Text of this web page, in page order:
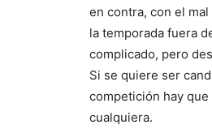
en contra, con el
la temporada fuera
complicado, pero
Si se quiere ser
competición hay que
cualquiera.